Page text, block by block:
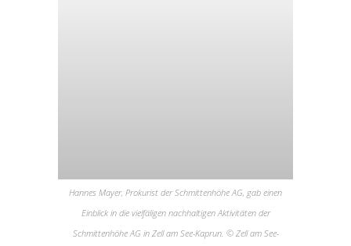
Hannes Mayer, Prokurist der Schmittenhöhe AG, gab einen
Einblick in die vielfäligen nachhaltigen Aktivitäten der
Schmittenhöhe AG in Zell am See-Kaprun. © Zell am See-